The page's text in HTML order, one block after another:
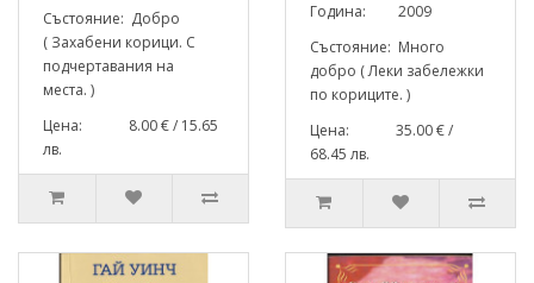
Състояние: Добро
( Захабени корици. С
подчертавания на
места. )
Цена: 8.00 € / 15.65
лв.
Година: 2009
Състояние: Много
добро ( Леки забележки
по кориците. )
Цена: 35.00 € /
68.45 лв.